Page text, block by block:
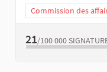
Commission des
21/100 000